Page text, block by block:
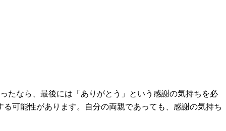
たなら、最後には「ありがとう」という感謝の気持ちを必
可能性があります。自分の両親であっても、感謝の気持ち